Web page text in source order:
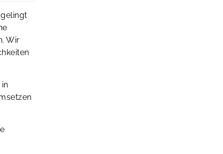
Wir